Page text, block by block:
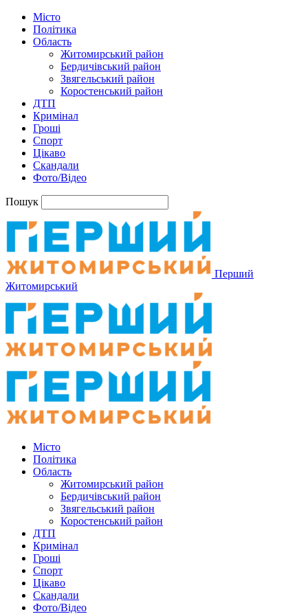
Місто
Політика
Область
Житомирський район
Бердичівський район
Звягельський район
Коростенський район
ДТП
Кримінал
Гроші
Спорт
Цікаво
Скандали
Фото/Відео
Пошук
Перший
Житомирський
Місто
Політика
Область
Житомирський район
Бердичівський район
Звягельський район
Коростенський район
ДТП
Кримінал
Гроші
Спорт
Цікаво
Скандали
Фото/Відео